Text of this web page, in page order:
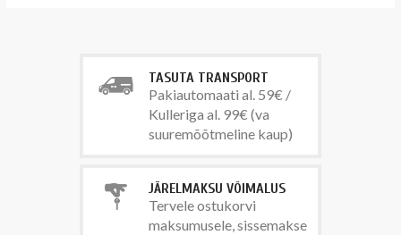
TASUTA TRANSPORT
Pakiautomaati al. 59€ /
Kulleriga al. 99€ (va
suuremõõtmeline kaup)
JÄRELMAKSU VÕIMALUS
Tervele ostukorvi
maksumusele, sissemakse